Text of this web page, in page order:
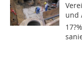
und